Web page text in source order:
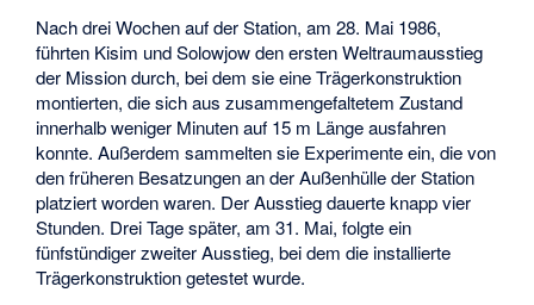
Nach drei Wochen auf der Station, am 28. Mai 1986,
führten Kisim und Solowjow den ersten Weltraumausstieg
der Mission durch, bei dem sie eine Trägerkonstruktion
montierten, die sich aus zusammengefaltetem Zustand
innerhalb weniger Minuten auf 15 m Länge ausfahren
konnte. Außerdem sammelten sie Experimente ein, die von
den früheren Besatzungen an der Außenhülle der Station
platziert worden waren. Der Ausstieg dauerte knapp vier
Stunden. Drei Tage später, am 31. Mai, folgte ein
fünfstündiger zweiter Ausstieg, bei dem die installierte
Trägerkonstruktion getestet wurde.